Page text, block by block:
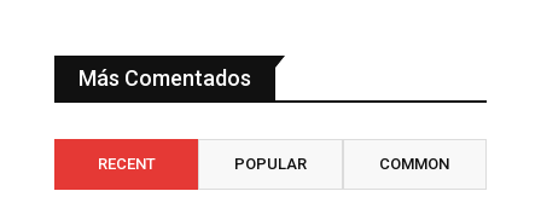
Más Comentados
RECENT POPULAR COMMON